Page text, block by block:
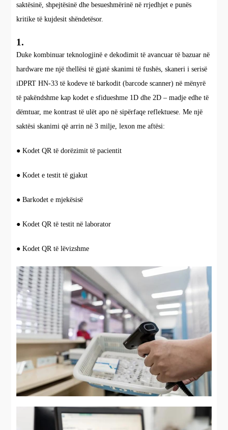
saktësinë, shpejtësinë dhe besueshmërinë në rrjedhjet e punës
kritike të kujdesit shëndetësor.
1.
Duke kombinuar teknologjinë e dekodimit të avancuar të bazuar në
hardware me një thellësi të gjatë skanimi të fushës, skaneri i serisë
iDPRT HN-33 të kodeve të barkodit (barcode scanner) në mënyrë
të pakëndshme kap kodet e sfidueshme 1D dhe 2D – madje edhe të
dëmtuar, me kontrast të ulët apo në sipërfaqe reflektuese. Me një
saktësi skanimi që arrin në 3 milje, lexon me aftësi:
● Kodet QR të dorëzimit të pacientit
● Kodet e testit të gjakut
● Barkodet e mjekësisë
● Kodet QR të testit në laborator
● Kodet QR të lëvizshme